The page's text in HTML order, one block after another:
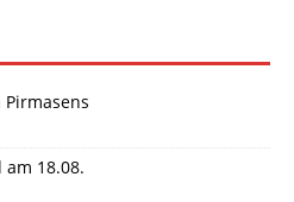
18.08.